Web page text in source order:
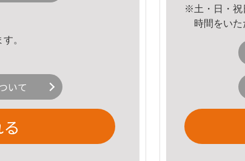
。
いて
※土・日・祝
時間をいた